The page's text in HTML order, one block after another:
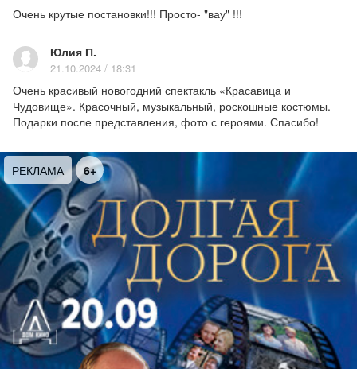
5+
Продолжительность 1 час 10 минут без
антракта
«БУДЬТЕ ВНИМАТЕЛЬНЫ!
ПОСАДКА ВЗРОСЛОГО ЧЕЛОВЕКА НА
ДЕТСКОЕ МЕСТО НЕВОЗМОЖНА.»
Очень крутые постановки!!! Просто- "вау" !!!
Юлия П.
21.10.2024 / 18:31
Очень красивый новогодний спектакль «Красавица и
Чудовище». Красочный, музыкальный, роскошные костюмы.
Подарки после представления, фото с героями. Спасибо!
РЕКЛАМА 6+